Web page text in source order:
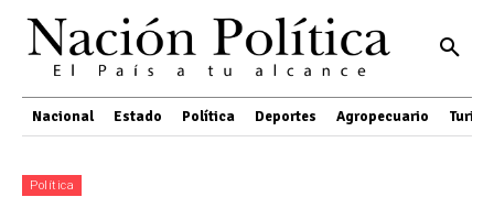
Nacional Estado Política Deportes Agropecuario
Política